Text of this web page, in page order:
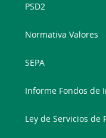
PSD2
Normativa Valores
SEPA
Informe Fondos de
Ley de Servicios de